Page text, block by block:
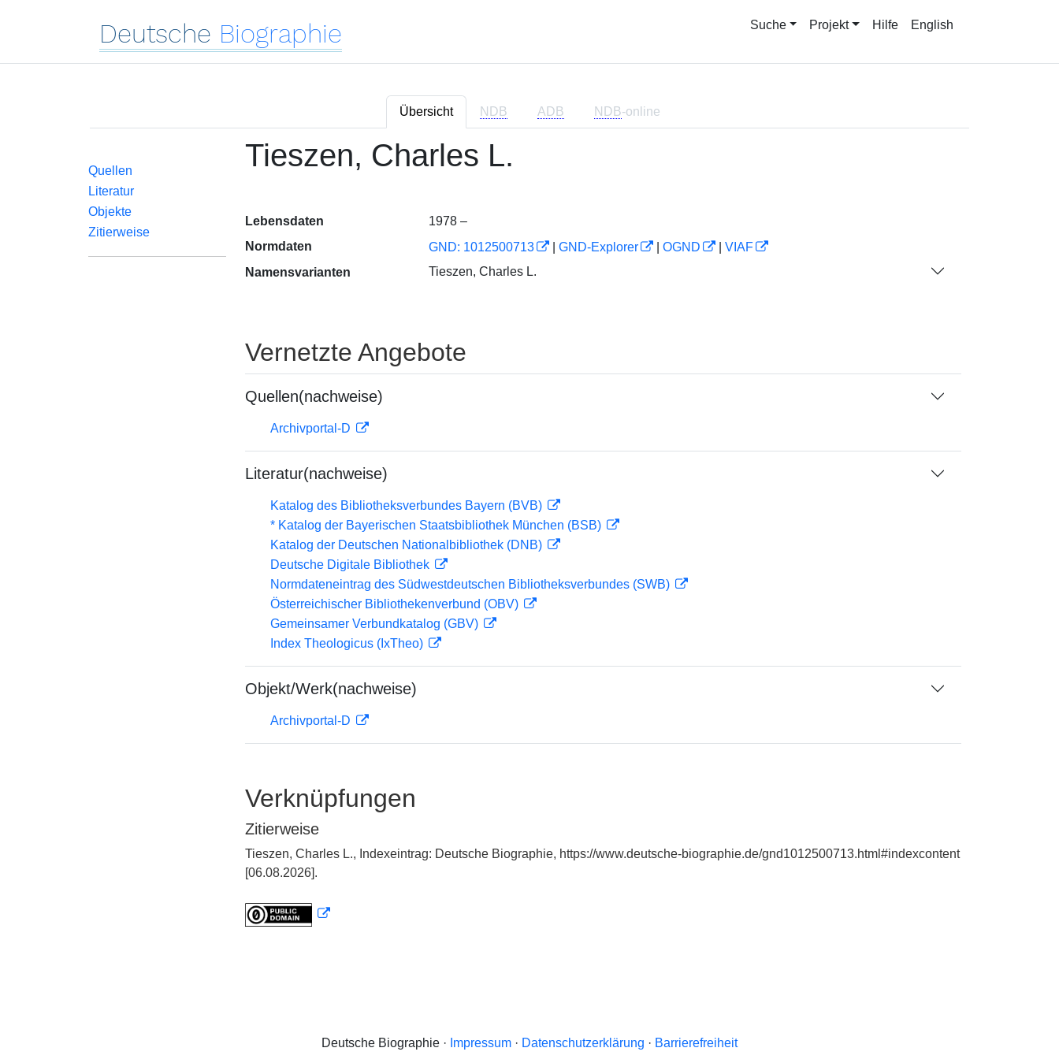
Deutsche Biographie Suche Projekt Hilfe English
Übersicht NDB ADB NDB-online
Quellen
Literatur
Objekte
Zitierweise
Tieszen, Charles L.
Lebensdaten
1978 –
Normdaten
GND: 1012500713 GND-Explorer OGND
VIAF
Namensvarianten
Tieszen, Charles L.
Vernetzte Angebote
Quellen(nachweise)
Archivportal-D
Literatur(nachweise)
Katalog des Bibliotheksverbundes Bayern (BVB)
* Katalog der Bayerischen Staatsbibliothek München (BSB)
Katalog der Deutschen Nationalbibliothek (DNB)
Deutsche Digitale Bibliothek
Normdateneintrag des Südwestdeutschen Bibliotheksverbundes (SWB)
Österreichischer Bibliothekenverbund (OBV)
Gemeinsamer Verbundkatalog (GBV)
Index Theologicus (IxTheo)
Objekt/Werk(nachweise)
Archivportal-D
Verknüpfungen
Zitierweise
Tieszen, Charles L., Indexeintrag: Deutsche Biographie, https://www.deutsche-biographie.de/gnd1012500713.html#indexcontent
[06.08.2026].
Deutsche Biographie · Impressum · Datenschutzerklärung · Barrierefreiheit